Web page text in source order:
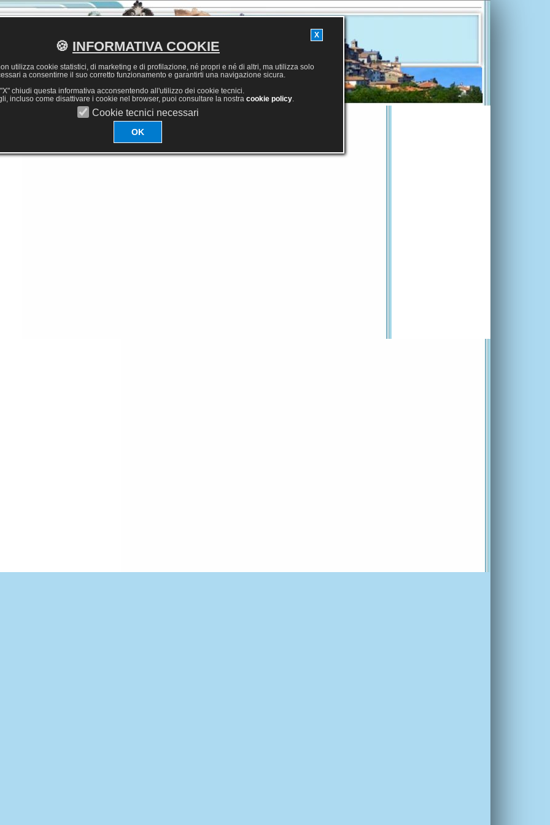
X
🍪 INFORMATIVA COOKIE
utilizza cookie statistici, di marketing e di profilazione, né propri e né di altri, ma utilizza solo
a consentirne il suo corretto funzionamento e garantirti una navigazione sicura.
chiudi questa informativa acconsentendo all'utilizzo dei cookie tecnici.
incluso come disattivare i cookie nel browser, puoi consultare la nostra cookie policy.
Cookie tecnici necessari
OK